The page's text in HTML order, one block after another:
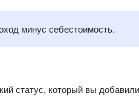
минус себестоимость.
статус, который вы